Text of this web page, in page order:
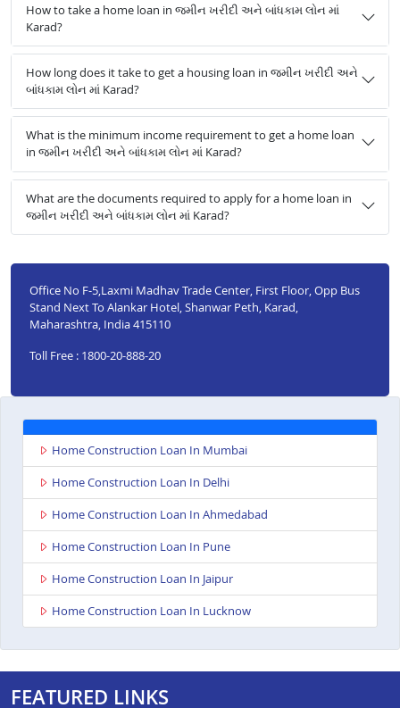
How to take a home loan in જમીન ખરીદી અને બાંધકામ લોન માં
Karad?
How long does it take to get a housing loan in જમીન ખરીદી અને
બાંધકામ લોન માં Karad?
What is the minimum income requirement to get a home loan
in જમીન ખરીદી અને બાંધકામ લોન માં Karad?
What are the documents required to apply for a home loan in
જમીન ખરીદી અને બાંધકામ લોન માં Karad?
Office No F-5,Laxmi Madhav Trade Center, First Floor, Opp Bus
Stand Next To Alankar Hotel, Shanwar Peth, Karad,
Maharashtra, India 415110
Toll Free : 1800-20-888-20
Home Construction Loan In Mumbai
Home Construction Loan In Delhi
Home Construction Loan In Ahmedabad
Home Construction Loan In Pune
Home Construction Loan In Jaipur
Home Construction Loan In Lucknow
FEATURED LINKS